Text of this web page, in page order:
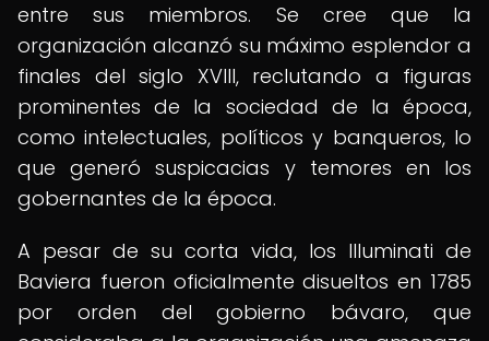
entre sus miembros. Se cree que la
organización alcanzó su máximo esplendor a
finales del siglo XVIII, reclutando a figuras
prominentes de la sociedad de la época,
como intelectuales, políticos y banqueros, lo
que generó suspicacias y temores en los
gobernantes de la época.
A pesar de su corta vida, los Illuminati de
Baviera fueron oficialmente disueltos en 1785
por orden del gobierno bávaro, que